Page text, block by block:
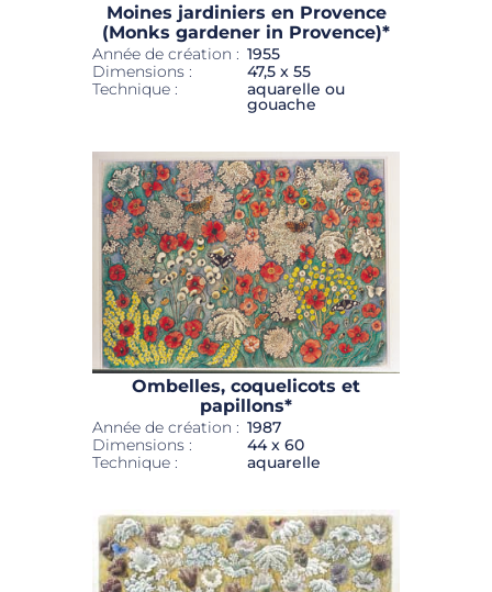
Moines jardiniers en Provence
(Monks gardener in Provence)*
Année de création : 1955
Dimensions :
47,5 x 55
Technique :
aquarelle ou
gouache
Ombelles, coquelicots et
papillons*
Année de création : 1987
Dimensions :
44 x 60
Technique :
aquarelle